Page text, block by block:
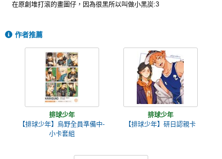
在原創堆打滾的畫圖仔，因為很黑所以叫做小黑炭:3
作者推薦
排球少年
【排球少年】烏野全員準備中-
小卡套組
排球少年
【排球少年】研日認親卡